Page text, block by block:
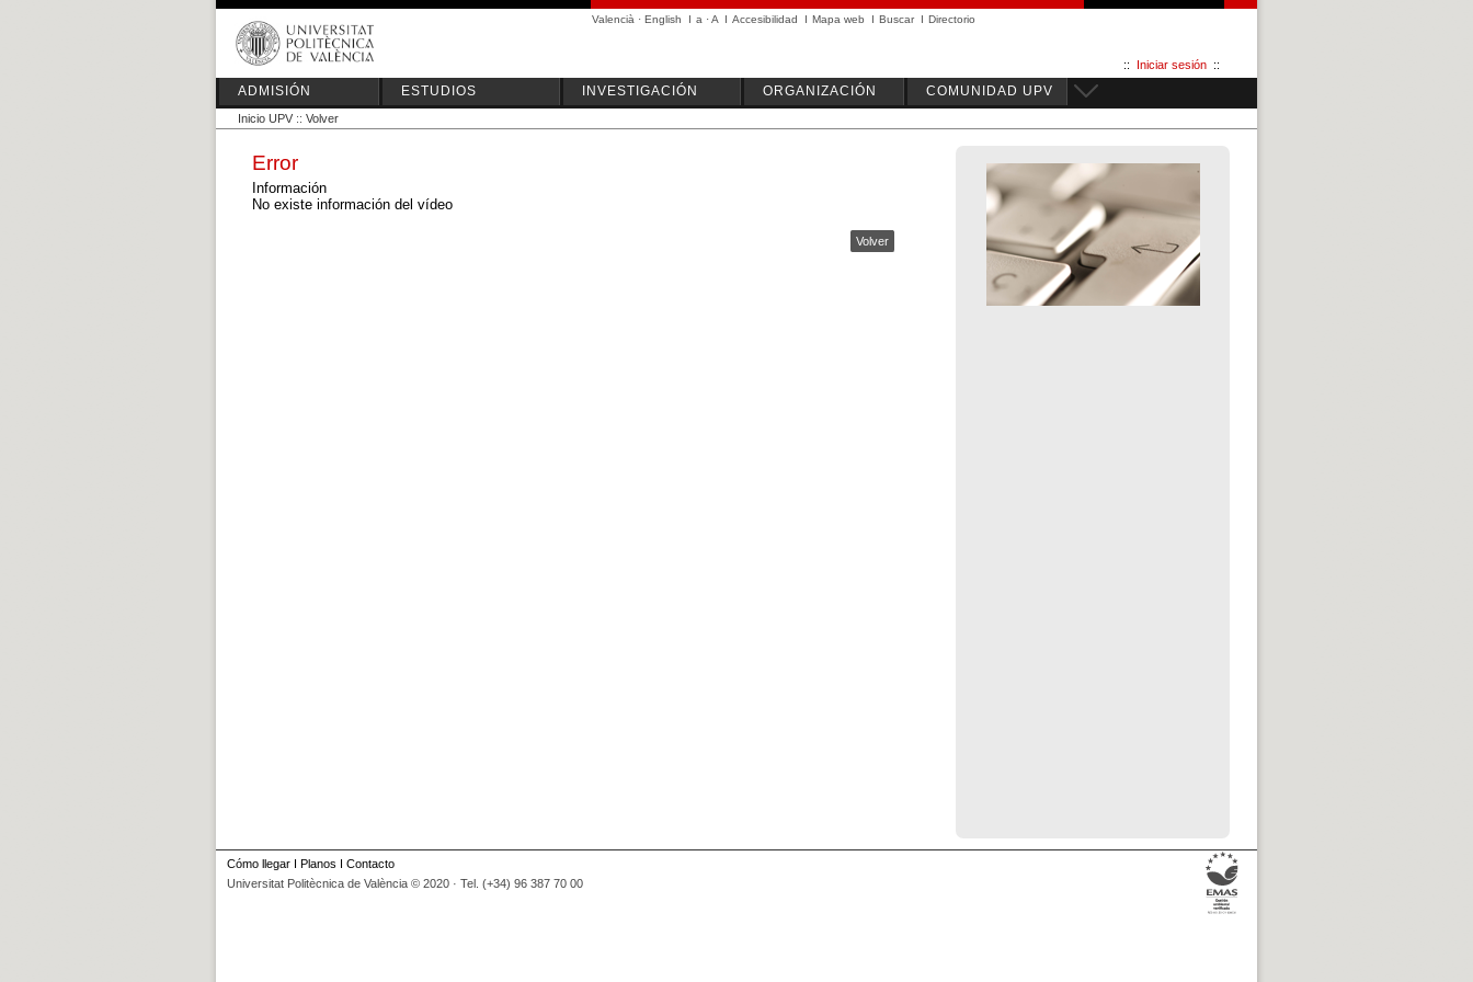
Valencià · English I a ·A I Accesibilidad I Mapa web I Buscar I Directorio
:: Iniciar sesión ::
ADMISIÓN ESTUDIOS INVESTIGACIÓN ORGANIZACIÓN COMUNIDAD UPV
Inicio UPV :: Volver
Error
Información
No existe información del vídeo
Volver
Cómo llegar I Planos I Contacto
Universitat Politècnica de València © 2020 · Tel. (+34) 96 387 70 00